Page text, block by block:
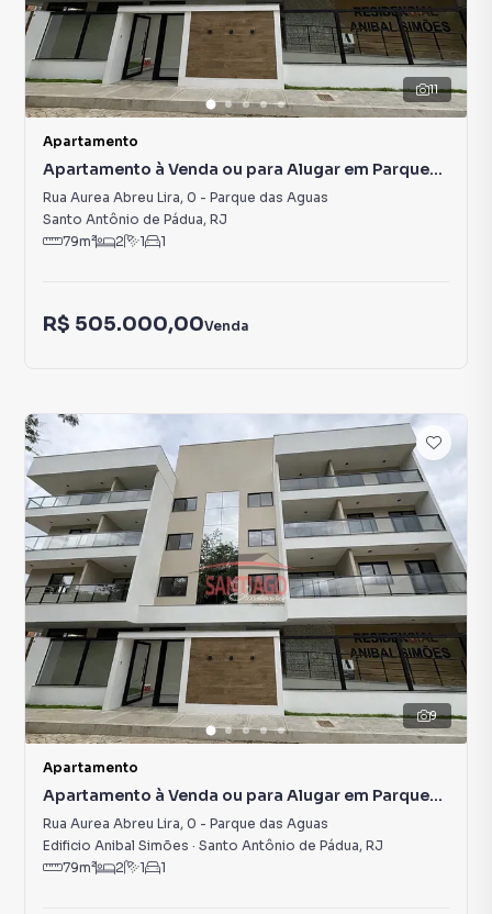
11
Apartamento
Apartamento à Venda ou para Alugar em Parque
das Aguas
Rua Aurea Abreu Lira, 0 - Parque das Aguas
Santo Antônio de Pádua, RJ
79m² 2 1 1
R$ 505.000,00Venda
9
Apartamento
Apartamento à Venda ou para Alugar em Parque
das Aguas
Rua Aurea Abreu Lira, 0 - Parque das Aguas
Edificio Anibal Simões · Santo Antônio de Pádua, RJ
79m² 2 1 1